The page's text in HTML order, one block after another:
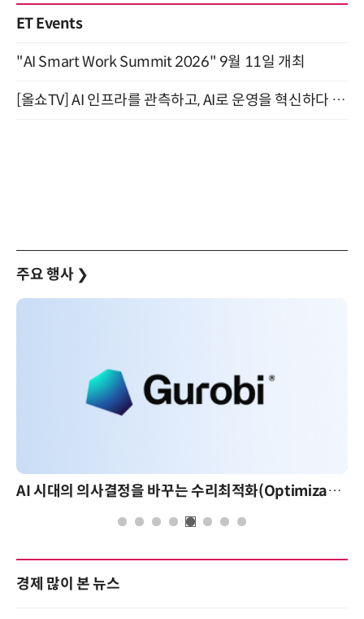
ET Events
"AI Smart Work Summit 2026" 9월 11일 개최
[올쇼TV] AI 인프라를 관측하고, AI로 운영을 혁신하다 (8월 11일 생방송)
주요 행사 ❯
AI 시대의 의사결정을 바꾸는 수리최적화(Optimization): 실제 산업 적용 사례와 활용 전략
경제 많이 본 뉴스